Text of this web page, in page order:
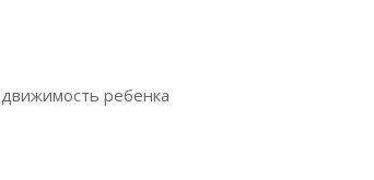
ребенка